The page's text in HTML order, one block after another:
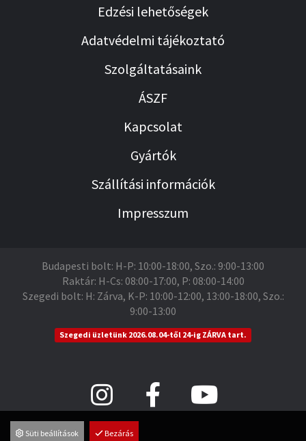
Edzési lehetőségek
Adatvédelmi tájékoztató
Szolgáltatásaink
ÁSZF
Kapcsolat
Gyártók
Szállítási információk
Impresszum
Budapesti bolt: H-P: 10:00-18:00, Szo.: 9:00-13:00
Raktár: H-Cs: 08:00-17:00, P: 08:00-14:00
Szegedi bolt: H: Zárva, K-P: 10:00-12:00, 13:00-18:00, Szo.:
9:00-13:00
Szegedi üzletünk 2026.08.04-től 24-ig ZÁRVA tart.
Süti beállítások Bezárás